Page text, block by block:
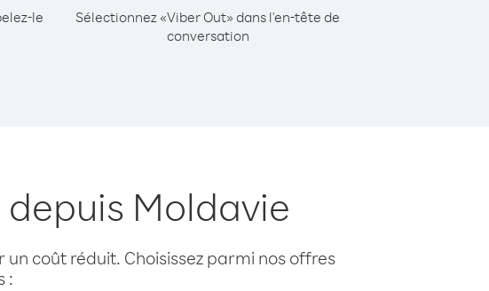
le
Sélectionnez «Viber Out» dans l'en-tête de
conversation
Moldavie
coût réduit. Choisissez parmi nos offres
: